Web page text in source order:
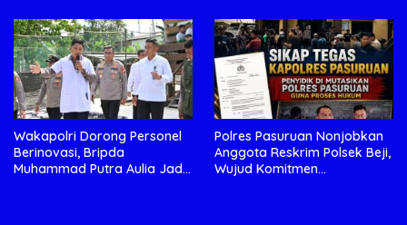
Wakapolri Dorong Personel
Berinovasi, Bripda
Muhammad Putra Aulia Jadi
Polres Pasuruan Nonjobkan
Anggota Reskrim Polsek Beji,
Wujud Komitmen